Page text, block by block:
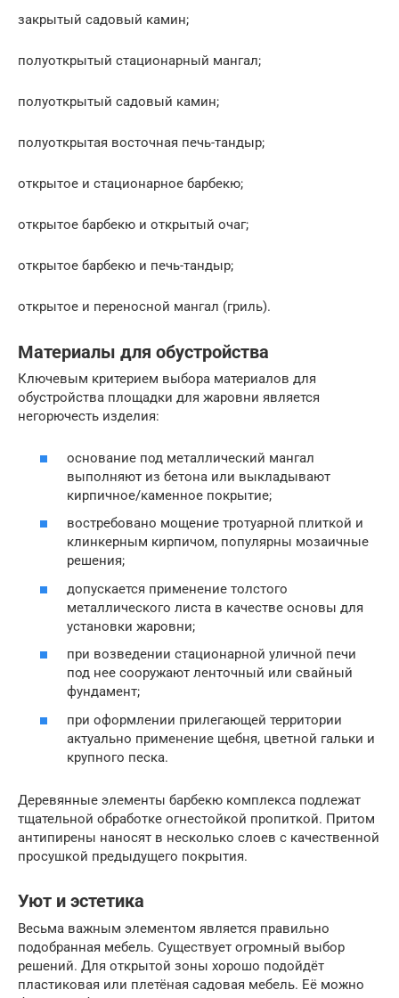
закрытый садовый камин;
полуоткрытый стационарный мангал;
полуоткрытый садовый камин;
полуоткрытая восточная печь-тандыр;
открытое и стационарное барбекю;
открытое барбекю и открытый очаг;
открытое барбекю и печь-тандыр;
открытое и переносной мангал (гриль).
Материалы для обустройства
Ключевым критерием выбора материалов для
обустройства площадки для жаровни является
негорючесть изделия:
основание под металлический мангал
выполняют из бетона или выкладывают
кирпичное/каменное покрытие;
востребовано мощение тротуарной плиткой и
клинкерным кирпичом, популярны мозаичные
решения;
допускается применение толстого
металлического листа в качестве основы для
установки жаровни;
при возведении стационарной уличной печи
под нее сооружают ленточный или свайный
фундамент;
при оформлении прилегающей территории
актуально применение щебня, цветной гальки и
крупного песка.
Деревянные элементы барбекю комплекса подлежат
тщательной обработке огнестойкой пропиткой. Притом
антипирены наносят в несколько слоев с качественной
просушкой предыдущего покрытия.
Уют и эстетика
Весьма важным элементом является правильно
подобранная мебель. Существует огромный выбор
решений. Для открытой зоны хорошо подойдёт
пластиковая или плетёная садовая мебель. Её можно